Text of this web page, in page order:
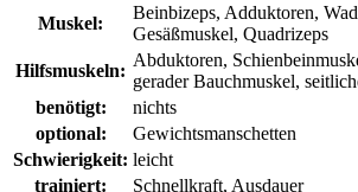
Muskel:
Beinbizeps, Adduktoren,
Gesäßmuskel, Quadrizeps
Hilfsmuskeln:
Abduktoren,
gerader Bauchmuskel,
benötigt:
nichts
optional:
Gewichtsmanschetten
Schwierigkeit: leicht
trainiert:
Schnellkraft, Ausdauer